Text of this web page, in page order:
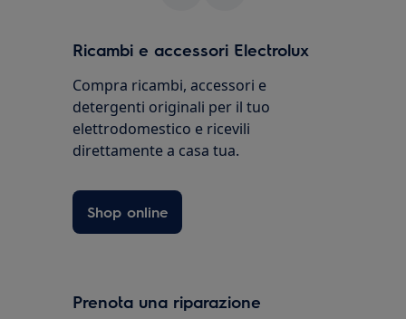
Ricambi e accessori Electrolux
Compra ricambi, accessori e
detergenti originali per il tuo
elettrodomestico e ricevili
direttamente a casa tua.
Shop online
Prenota una riparazione